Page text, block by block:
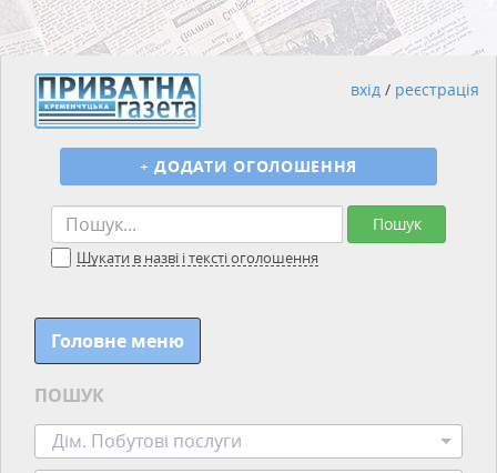
Пошук
Шукати в назві і тексті оголошення
+ ДОДАТИ ОГОЛОШЕННЯ
вхід / реєстрація
Головне меню
ПОШУК
Дім. Побутові послуги